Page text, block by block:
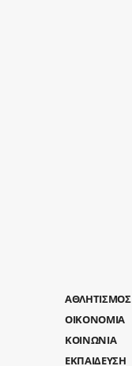
ΑΘΛΗΤΙΣΜΟΣ
ΟΙΚΟΝΟΜΙΑ
ΚΟΙΝΩΝΙΑ
ΕΚΠΑΙΔΕΥΣΗ